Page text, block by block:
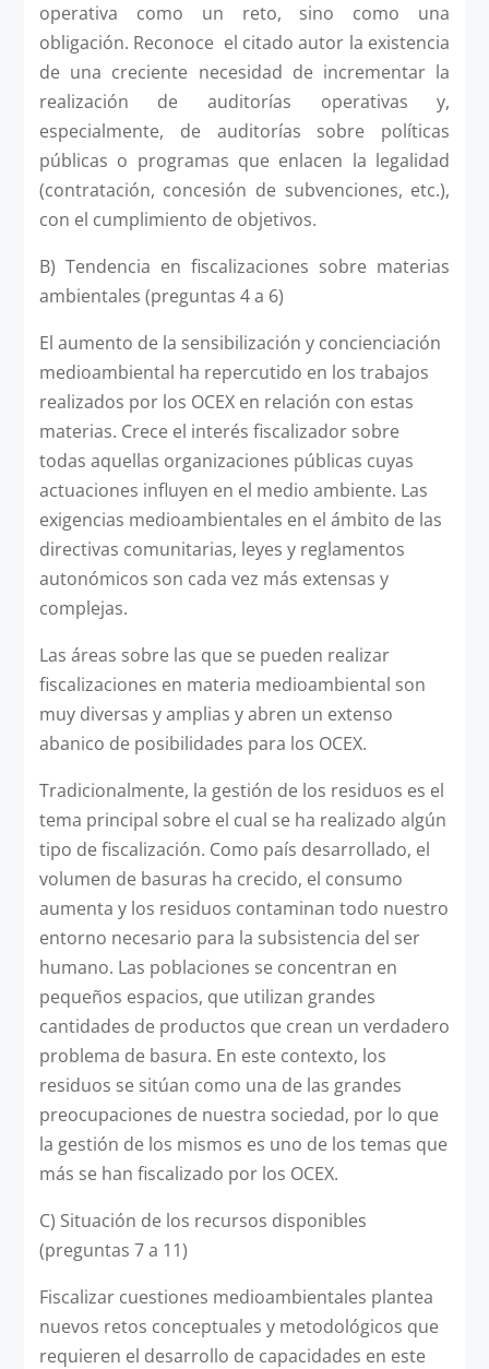
operativa como un reto, sino como una
obligación. Reconoce el citado autor la existencia
de una creciente necesidad de incrementar la
realización de auditorías operativas y,
especialmente, de auditorías sobre políticas
públicas o programas que enlacen la legalidad
(contratación, concesión de subvenciones, etc.),
con el cumplimiento de objetivos.
B) Tendencia en fiscalizaciones sobre materias
ambientales (preguntas 4 a 6)
El aumento de la sensibilización y concienciación
medioambiental ha repercutido en los trabajos
realizados por los OCEX en relación con estas
materias. Crece el interés fiscalizador sobre
todas aquellas organizaciones públicas cuyas
actuaciones influyen en el medio ambiente. Las
exigencias medioambientales en el ámbito de las
directivas comunitarias, leyes y reglamentos
autonómicos son cada vez más extensas y
complejas.
Las áreas sobre las que se pueden realizar
fiscalizaciones en materia medioambiental son
muy diversas y amplias y abren un extenso
abanico de posibilidades para los OCEX.
Tradicionalmente, la gestión de los residuos es el
tema principal sobre el cual se ha realizado algún
tipo de fiscalización. Como país desarrollado, el
volumen de basuras ha crecido, el consumo
aumenta y los residuos contaminan todo nuestro
entorno necesario para la subsistencia del ser
humano. Las poblaciones se concentran en
pequeños espacios, que utilizan grandes
cantidades de productos que crean un verdadero
problema de basura. En este contexto, los
residuos se sitúan como una de las grandes
preocupaciones de nuestra sociedad, por lo que
la gestión de los mismos es uno de los temas que
más se han fiscalizado por los OCEX.
C) Situación de los recursos disponibles
(preguntas 7 a 11)
Fiscalizar cuestiones medioambientales plantea
nuevos retos conceptuales y metodológicos que
requieren el desarrollo de capacidades en este